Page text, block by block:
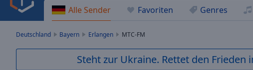
Backward
Skip
Current
Alle Sender Favoriten Genres
Deutschland Bayern Erlangen MTC-FM
Steht zur Ukraine. Rettet den Frieden